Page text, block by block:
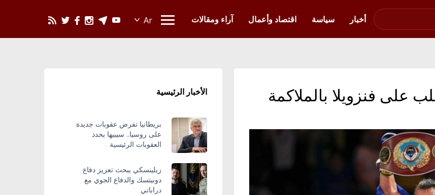
أخبار
سياسة اقتصاد وأعمال آراء ومقالات
على فنزويلا بالملاكمة
الأخبار الرئيسية
بريطانيا تفرض عقوبات جديدة
على روسيا.. سيبيها يحدد
العقوبات الرئيسية
زيلينسكي يبحث تعزيز دفاع
دونيتسك والدفاع الجوي مع
دراباتي